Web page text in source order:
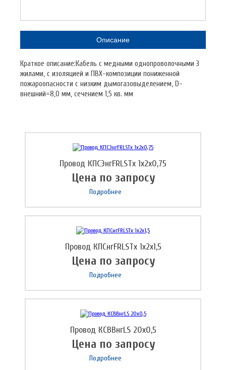
Описание
Краткое описание:Кабель с медными однопроволочными 3
жилами, с изоляцией и ПВХ-композиции пониженной
пожароопасности с низким дымогазовыделением, D-
внешний=8,0 мм, сечением 1,5 кв. мм
Провод КПСЭнгFRLSTх 1х2х0,75
Цена по запросу
Подробнее
Провод КПСнгFRLSTх 1х2х1,5
Цена по запросу
Подробнее
Провод КСВВнгLS 20х0,5
Цена по запросу
Подробнее